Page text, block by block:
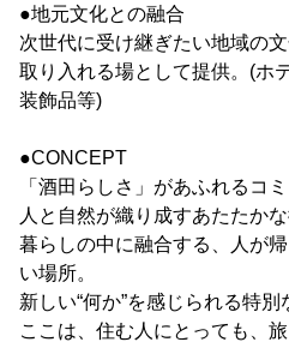
●地元文化との融合
次世代に受け継ぎたい地域の
取り入れる場として提供。(ホ
装飾品等)
●CONCEPT
「酒田らしさ」があふれるコ
人と自然が織り成すあたたかな
暮らしの中に融合する、人が
い場所。
新しい“何か”を感じられる特別
ここは、住む人にとっても、